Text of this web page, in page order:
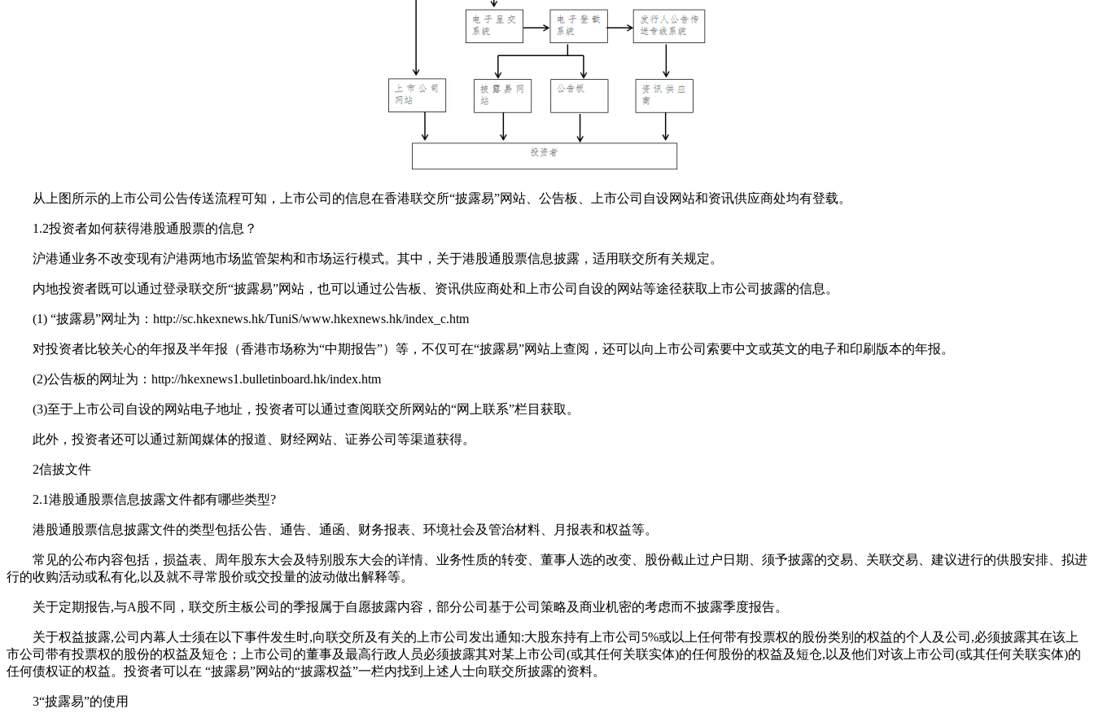
从上图所示的上市公司公告传送流程可知，上市公司的信息在香港联交所“披露易”网站、公告板、上市公司自设网站和资讯供应商处均有登载。
1.2投资者如何获得港股通股票的信息？
沪港通业务不改变现有沪港两地市场监管架构和市场运行模式。其中，关于港股通股票信息披露，适用联交所有关规定。
内地投资者既可以通过登录联交所“披露易”网站，也可以通过公告板、资讯供应商处和上市公司自设的网站等途径获取上市公司披露的信息。
(1) “披露易”网址为：http://sc.hkexnews.hk/TuniS/www.hkexnews.hk/index_c.htm
对投资者比较关心的年报及半年报（香港市场称为“中期报告”）等，不仅可在“披露易”网站上查阅，还可以向上市公司索要中文或英文的电子和印刷版本的年报。
(2)公告板的网址为：http://hkexnews1.bulletinboard.hk/index.htm
(3)至于上市公司自设的网站电子地址，投资者可以通过查阅联交所网站的“网上联系”栏目获取。
此外，投资者还可以通过新闻媒体的报道、财经网站、证券公司等渠道获得。
2信披文件
2.1港股通股票信息披露文件都有哪些类型?
港股通股票信息披露文件的类型包括公告、通告、通函、财务报表、环境社会及管治材料、月报表和权益等。
常见的公布内容包括，损益表、周年股东大会及特别股东大会的详情、业务性质的转变、董事人选的改变、股份截止过户日期、须予披露的交易、关联交易、建议进行的供股安排、拟进
行的收购活动或私有化,以及就不寻常股价或交投量的波动做出解释等。
关于定期报告,与A股不同，联交所主板公司的季报属于自愿披露内容，部分公司基于公司策略及商业机密的考虑而不披露季度报告。
关于权益披露,公司内幕人士须在以下事件发生时,向联交所及有关的上市公司发出通知:大股东持有上市公司5%或以上任何带有投票权的股份类别的权益的个人及公司,必须披露其在该上
市公司带有投票权的股份的权益及短仓；上市公司的董事及最高行政人员必须披露其对某上市公司(或其任何关联实体)的任何股份的权益及短仓,以及他们对该上市公司(或其任何关联实体)的
任何债权证的权益。投资者可以在 “披露易”网站的“披露权益”一栏内找到上述人士向联交所披露的资料。
3“披露易”的使用